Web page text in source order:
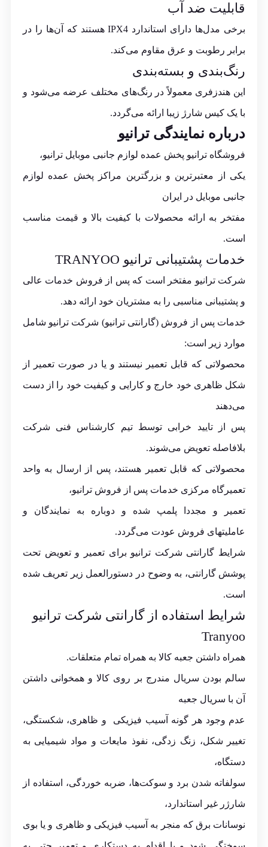
قابلیت ضد آب
برخی مدل‌ها دارای استاندارد IPX4 هستند که آن‌ها را در
برابر رطوبت و عرق مقاوم می‌کند.
رنگ‌بندی و بسته‌بندی
این هندزفری معمولاً در رنگ‌های مختلف عرضه می‌شود و
با یک کیس شارژ زیبا ارائه می‌گردد.
درباره نمایندگی ترانیو
فروشگاه ترانیو پخش عمده لوازم جانبی موبایل ترانیو،
یکی از معتبرترین و بزرگترین مراکز پخش عمده لوازم
جانبی موبایل در ایران
مفتخر به ارائه محصولات با کیفیت بالا و قیمت مناسب
است.
خدمات پشتیبانی ترانیو
شرکت ترانیو مفتخر است که پس از فروش خدمات عالی
و پشتیبانی مناسبی را به مشتریان خود ارائه دهد.
خدمات پس از فروش (گارانتی ترانیو) شرکت ترانیو شامل
موارد زیر است:
محصولاتی که قابل تعمیر نیستند و یا در صورت تعمیر از
شکل ظاهری خود خارج و کارایی و کیفیت خود را از دست
می‌دهند
پس از تایید خرابی توسط تیم کارشناس فنی شرکت
بلافاصله تعویض می‌شوند.
محصولاتی که قابل تعمیر هستند، پس از ارسال به واحد
تعمیرگاه مرکزی خدمات پس از فروش ترانیو،
تعمیر و مجددا پلمپ شده و دوباره به نمایندگان و
عاملیتهای فروش عودت می‌گردد.
شرایط گارانتی شرکت ترانیو برای تعمیر و تعویض تحت
پوشش گارانتی، به وضوح در دستورالعمل زیر تعریف شده
است.
شرایط استفاده از گارانتی شرکت ترانیو
Tranyoo
همراه داشتن جعبه کالا به همراه تمام متعلقات.
سالم بودن سریال مندرج بر روی کالا و همخوانی داشتن
آن با سریال جعبه
عدم وجود هر گونه آسیب فیزیکی و ظاهری، شکستگی،
تغییر شکل، زنگ زدگی، نفوذ مایعات و مواد شیمیایی به
دستگاه،
سولفاته شدن برد و سوکت‌ها، ضربه خوردگی، استفاده از
شارژر غیر استاندارد،
نوسانات برق که منجر به آسیب فیزیکی و ظاهری و یا بوی